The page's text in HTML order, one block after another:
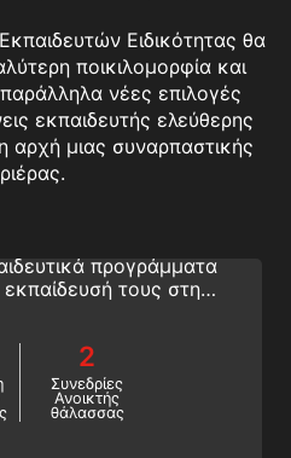
Ειδικότητας θα
ποικιλομορφία και
νέες επιλογές
εκπαιδευτής ελεύθερης
αρχή μιας συναρπαστικής
Instructor
προγράμματα
τους στην
διδάσκοντας
προγράμματα και
τον νέο εξοπλισμό
κατάδυσης.
2
Συνεδρίες
Ανοικτής
θάλασσας